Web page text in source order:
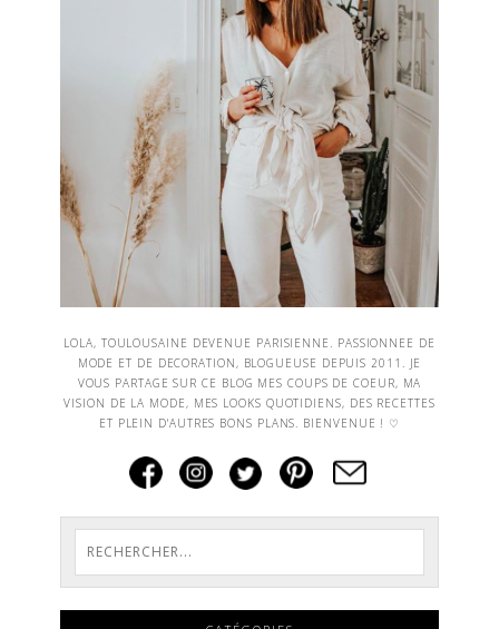
LOLA, TOULOUSAINE DEVENUE PARISIENNE. PASSIONNEE DE
MODE ET DE DECORATION, BLOGUEUSE DEPUIS 2011. JE
VOUS PARTAGE SUR CE BLOG MES COUPS DE COEUR, MA
VISION DE LA MODE, MES LOOKS QUOTIDIENS, DES RECETTES
ET PLEIN D'AUTRES BONS PLANS. BIENVENUE ! ♡